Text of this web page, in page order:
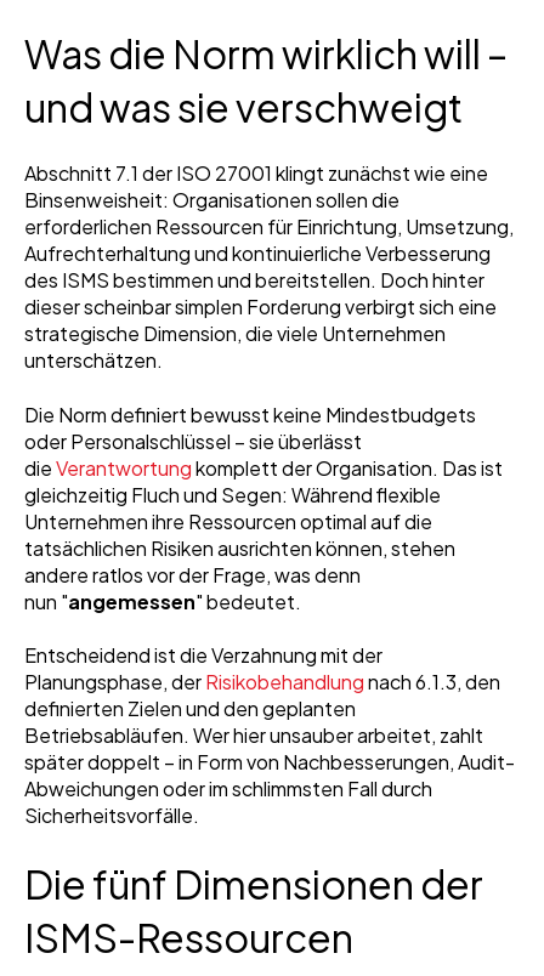
Was die Norm wirklich will –
und was sie verschweigt
Abschnitt 7.1 der ISO 27001 klingt zunächst wie eine
Binsenweisheit: Organisationen sollen die
erforderlichen Ressourcen für Einrichtung, Umsetzung,
Aufrechterhaltung und kontinuierliche Verbesserung
des ISMS bestimmen und bereitstellen. Doch hinter
dieser scheinbar simplen Forderung verbirgt sich eine
strategische Dimension, die viele Unternehmen
unterschätzen.
Die Norm definiert bewusst keine Mindestbudgets
oder Personalschlüssel – sie überlässt
dieVerantwortungkomplett der Organisation. Das ist
gleichzeitig Fluch und Segen: Während flexible
Unternehmen ihre Ressourcen optimal auf die
tatsächlichen Risiken ausrichten können, stehen
andere ratlos vor der Frage, was denn
nun "angemessen" bedeutet.
Entscheidend ist die Verzahnung mit der
Planungsphase, derRisikobehandlungnach 6.1.3, den
definierten Zielen und den geplanten
Betriebsabläufen. Wer hier unsauber arbeitet, zahlt
später doppelt – in Form von Nachbesserungen, Audit-
Abweichungen oder im schlimmsten Fall durch
Sicherheitsvorfälle.
Die fünf Dimensionen der
ISMS-Ressourcen